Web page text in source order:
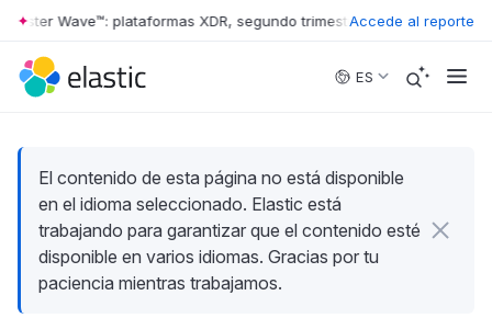
Skip to main content
Wave™: plataformas XDR, segundo trimestre de 2026 • The
Accede al reporte
ES
El contenido de esta página no está disponible
en el idioma seleccionado. Elastic está
trabajando para garantizar que el contenido esté
disponible en varios idiomas. Gracias por tu
paciencia mientras trabajamos.